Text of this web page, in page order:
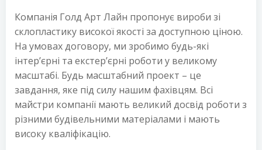
Компанія Голд Арт Лайн пропонує вироби зі
склопластику високої якості за доступною ціною.
На умовах договору, ми зробимо будь-які
інтер’єрні та екстер’єрні роботи у великому
масштабі. Будь масштабний проект – це
завдання, яке під силу нашим фахівцям. Всі
майстри компанії мають великий досвід роботи з
різними будівельними матеріалами і мають
високу кваліфікацію.